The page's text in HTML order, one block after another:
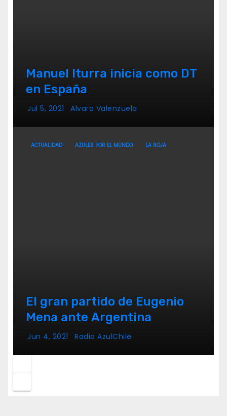
Manuel Iturra inicia como DT
en España
Jul 5, 2021 Alvaro Valenzuela
ACTUALIDAD AZULES POR EL MUNDO LA ROJA
El gran partido de Eugenio
Mena ante Argentina
Jun 4, 2021 Radio AzulChile